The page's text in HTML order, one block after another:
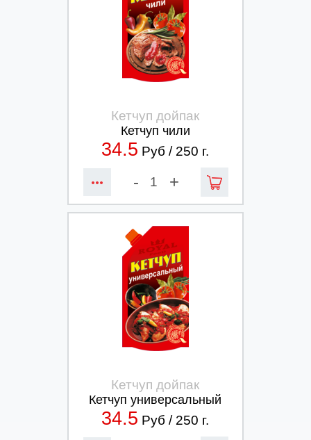
Кетчуп дойпак
Кетчуп чили
34.5 Руб / 250 г.
- +
Кетчуп дойпак
Кетчуп универсальный
34.5 Руб / 250 г.